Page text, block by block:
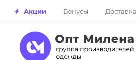
Акции Бонусы Доставка